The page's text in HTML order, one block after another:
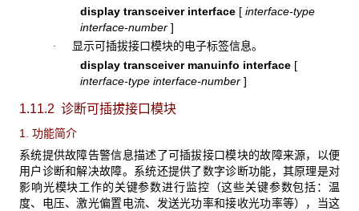
display transceiver interface [ interface-type
interface-number ]
· 显示可插拔接口模块的电子标签信息。
display transceiver manuinfo interface [
interface-type interface-number ]
1.11.2 诊断可插拔接口模块
1. 功能简介
系统提供故障告警信息描述了可插拔接口模块的故障来源，以便
用户诊断和解决故障。系统还提供了数字诊断功能，其原理是对
影响光模块工作的关键参数进行监控（这些关键参数包括：温
度、电压、激光偏置电流、发送光功率和接收光功率等），当这